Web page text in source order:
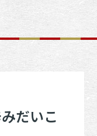
だいこ